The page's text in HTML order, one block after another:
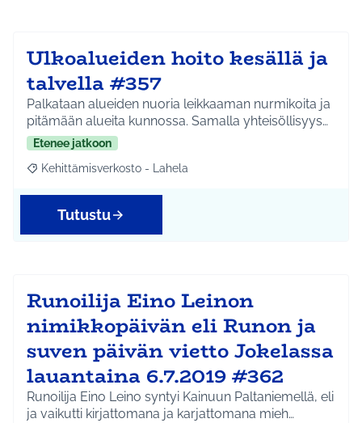
Ulkoalueiden hoito kesällä ja
talvella #357
Palkataan alueiden nuoria leikkaaman nurmikoita ja
pitämään alueita kunnossa. Samalla yhteisöllisyys…
Etenee jatkoon
Rajaa tulokset aihepiirin mukaan: Kehittämisverkosto - Lahela
Kehittämisverkosto - Lahela
Tutustu
Runoilija Eino Leinon
nimikkopäivän eli Runon ja
suven päivän vietto Jokelassa
lauantaina 6.7.2019 #362
Runoilija Eino Leino syntyi Kainuun Paltaniemellä, eli
ja vaikutti kirjattomana ja karjattomana mieh…